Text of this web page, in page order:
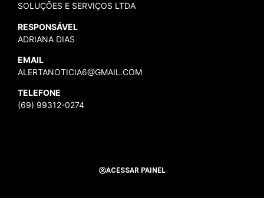
SOLUÇÕES E SERVIÇOS LTDA
RESPONSÁVEL
ADRIANA DIAS
EMAIL
ALERTANOTICIA6@GMAIL.COM
TELEFONE
(69) 99312-0274
ACESSAR PAINEL